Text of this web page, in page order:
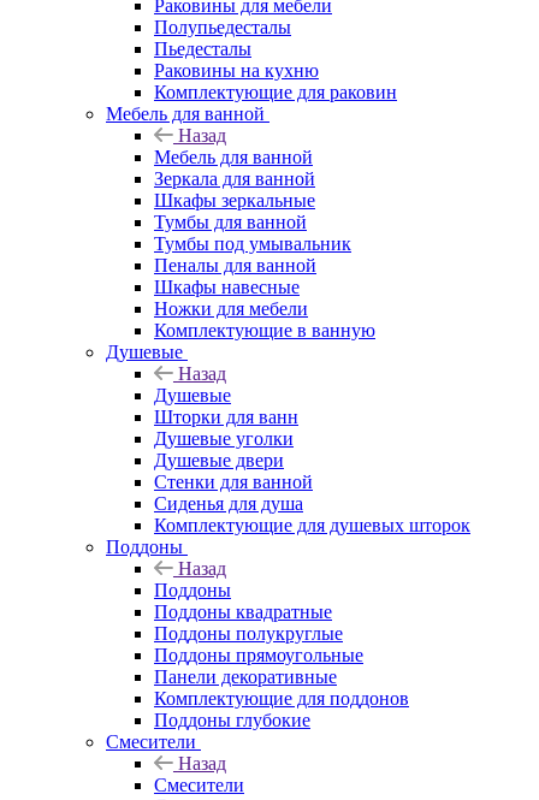
Раковины для мебели
Полупьедесталы
Пьедесталы
Раковины на кухню
Комплектующие для раковин
Мебель для ванной
Назад
Мебель для ванной
Зеркала для ванной
Шкафы зеркальные
Тумбы для ванной
Тумбы под умывальник
Пеналы для ванной
Шкафы навесные
Ножки для мебели
Комплектующие в ванную
Душевые
Назад
Душевые
Шторки для ванн
Душевые уголки
Душевые двери
Стенки для ванной
Сиденья для душа
Комплектующие для душевых шторок
Поддоны
Назад
Поддоны
Поддоны квадратные
Поддоны полукруглые
Поддоны прямоугольные
Панели декоративные
Комплектующие для поддонов
Поддоны глубокие
Смесители
Назад
Смесители